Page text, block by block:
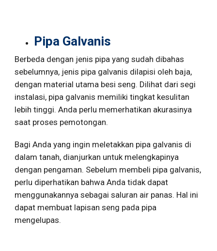
Pipa Galvanis
Berbeda dengan jenis pipa yang sudah dibahas
sebelumnya, jenis pipa galvanis dilapisi oleh baja,
dengan material utama besi seng. Dilihat dari segi
instalasi, pipa galvanis memiliki tingkat kesulitan
lebih tinggi. Anda perlu memerhatikan akurasinya
saat proses pemotongan.
Bagi Anda yang ingin meletakkan pipa galvanis di
dalam tanah, dianjurkan untuk melengkapinya
dengan pengaman. Sebelum membeli pipa galvanis,
perlu diperhatikan bahwa Anda tidak dapat
menggunakannya sebagai saluran air panas. Hal ini
dapat membuat lapisan seng pada pipa
mengelupas.